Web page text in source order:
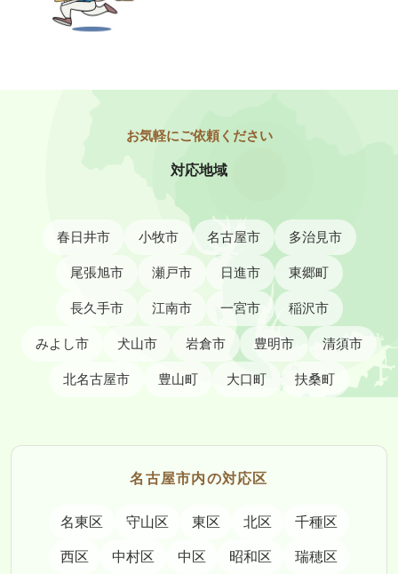
対応地域
春日井市 小牧市 名古屋市 多治見市
尾張旭市 瀬戸市 日進市 東郷町
長久手市 江南市 一宮市 稲沢市
みよし市 犬山市 岩倉市 豊明市 清須市
北名古屋市 豊山町 大口町 扶桑町
名古屋市内の対応区
名東区 守山区 東区 北区 千種区
西区 中村区 中区 昭和区 瑞穂区